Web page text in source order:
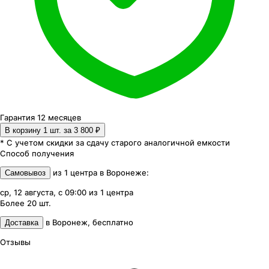
Гарантия 12 месяцев
В корзину 1 шт. за 3 800 ₽
* С учетом скидки за сдачу старого аналогичной емкости
Способ получения
Самовывоз из 1 центра в Воронеже:
ср, 12 августа, с 09:00 из 1 центра
Более 20 шт.
Доставка в Воронеж, бесплатно
Отзывы